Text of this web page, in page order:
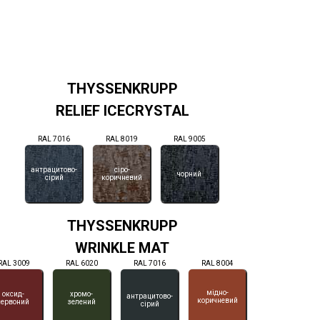
THYSSENKRUPP
RELIEF ICECRYSTAL
RAL 7016 RAL 8019 RAL 9005
антрацитово-
сірий
сіро-
коричневий
чорний
THYSSENKRUPP
WRINKLE MAT
RAL 7016
антрацитово-
сірий
RAL 8004
мідно-
коричневий
RAL 6020
хромо-
зелений
RAL 3009
оксид-